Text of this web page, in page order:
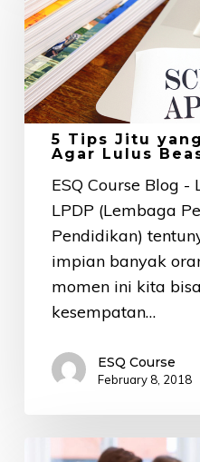
Jitu
yang
Harus
Dicoba
Agar
Lulus
Beasiswa
LPDP
5 Tips Jitu
Agar Lulus
ESQ Course Blog -
LPDP (Lembaga
Pendidikan)
impian banyak
momen ini kita
kesempatan…
ESQ Course
February 8, 2018